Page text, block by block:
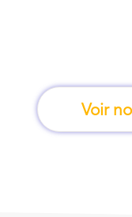
Voir